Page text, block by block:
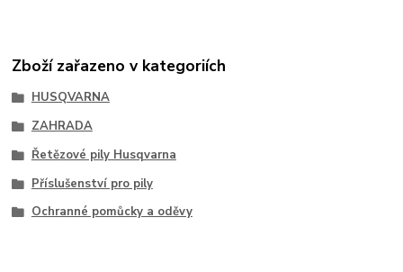
Zboží zařazeno v kategoriích
HUSQVARNA
ZAHRADA
Řetězové pily Husqvarna
Příslušenství pro pily
Ochranné pomůcky a oděvy